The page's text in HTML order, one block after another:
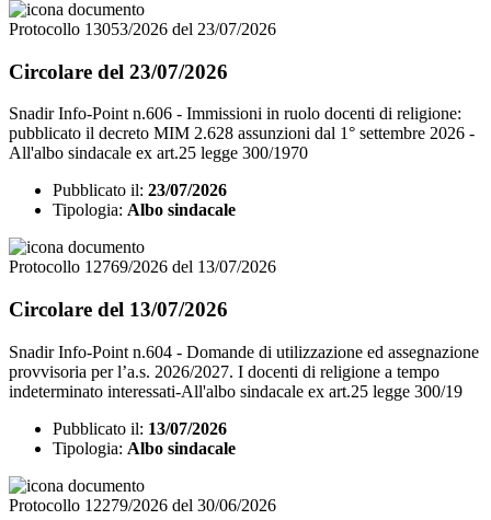
Protocollo 13053/2026 del 23/07/2026
Circolare del 23/07/2026
Snadir Info-Point n.606 - Immissioni in ruolo docenti di religione:
pubblicato il decreto MIM 2.628 assunzioni dal 1° settembre 2026 -
All'albo sindacale ex art.25 legge 300/1970
Pubblicato il: 23/07/2026
Tipologia: Albo sindacale
Protocollo 12769/2026 del 13/07/2026
Circolare del 13/07/2026
Snadir Info-Point n.604 - Domande di utilizzazione ed assegnazione
provvisoria per l’a.s. 2026/2027. I docenti di religione a tempo
indeterminato interessati-All'albo sindacale ex art.25 legge 300/19
Pubblicato il: 13/07/2026
Tipologia: Albo sindacale
Protocollo 12279/2026 del 30/06/2026